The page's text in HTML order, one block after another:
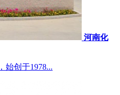
河南化
创于1978...